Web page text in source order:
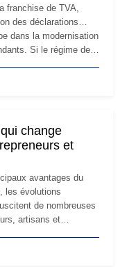
franchise de TVA,
des déclarations…
dans la modernisation
Si le régime de
à un environnement
change
et
avantages du
les évolutions
de nombreuses
artisans et
: les règles